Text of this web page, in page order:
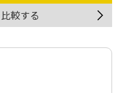
較する